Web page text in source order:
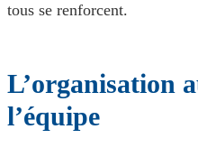
tous se renforcent.
L’organisation
l’équipe